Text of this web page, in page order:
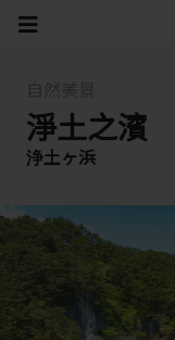
淨土之濱
浄土ヶ浜